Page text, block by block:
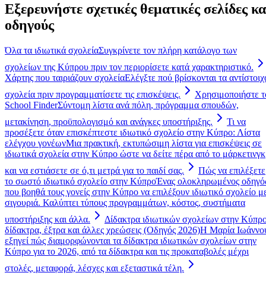
Εξερευνήστε σχετικές θεματικές σελίδες
οδηγούς
Όλα τα ιδιωτικά σχολείαΣυγκρίνετε τον πλήρη κατάλογο των
σχολείων της Κύπρου πριν τον περιορίσετε κατά χαρακτηριστικό.
Χάρτης που ταιριάζουν σχολείαΕλέγξτε πού βρίσκονται τα
σχολεία πριν προγραμματίσετε τις επισκέψεις.
Χρησιμοποιήστε
School FinderΣύντομη λίστα ανά πόλη, πρόγραμμα σπουδών,
μετακίνηση, προϋπολογισμό και ανάγκες υποστήριξης.
Τι να
προσέξετε όταν επισκέπτεστε ιδιωτικό σχολείο στην Κύπρο: Λίστα
ελέγχου γονέωνΜια πρακτική, εκτυπώσιμη λίστα για επισκέψεις σε
ιδιωτικά σχολεία στην Κύπρο ώστε να δείτε πέρα από το μάρκετινγκ
και να εστιάσετε σε ό,τι μετρά για το παιδί σας.
Πώς να επιλέξετε
το σωστό ιδιωτικό σχολείο στην ΚύπροΈνας ολοκληρωμένος
που βοηθά τους γονείς στην Κύπρο να επιλέξουν ιδιωτικό σχολείο
σιγουριά. Καλύπτει τύπους προγραμμάτων, κόστος, συστήματα
υποστήριξης και άλλα.
Δίδακτρα ιδιωτικών σχολείων στην
δίδακτρα, έξτρα και άλλες χρεώσεις (Οδηγός 2026)Η Μαρία
εξηγεί πώς διαμορφώνονται τα δίδακτρα ιδιωτικών σχολείων στην
Κύπρο για το 2026, από τα δίδακτρα και τις προκαταβολές μέχρι
στολές, μεταφορά, λέσχες και εξεταστικά τέλη.